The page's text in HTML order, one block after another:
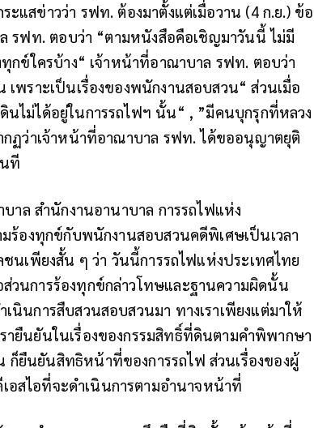
แสข่าวว่า รฟท. ต้องมาตั้งแต่เมื่อวาน (4 ก.ย.) ข้อ
รฟท. ตอบว่า “ตามหนังสือคือเชิญมาวันนี้ ไม่มี
กข์ใครบ้าง“ เจ้าหน้าที่อาณาบาล รฟท. ตอบว่า
เพราะเป็นเรื่องของพนักงานสอบสวน“ ส่วนเมื่อ
นไม่ได้อยู่ในการรถไฟฯ นั้น“ , ”มีคนบุกรุกที่หลวง
กฏว่าเจ้าหน้าที่อาณาบาล รฟท. ได้ขออนุญาตยุติ
ที
าล สำนักงานอานาบาล การรถไฟแห่ง
มร้องทุกข์กับพนักงานสอบสวนคดีพิเศษเป็นเวลา
นเพียงสั้น ๆ ว่า วันนี้การรถไฟแห่งประเทศไทย
วนการร้องทุกข์กล่าวโทษและฐานความผิดนั้น
เนินการสืบสวนสอบสวนมา ทางเราเพียงแต่มาให้
ายืนยันในเรื่องของกรรมสิทธิ์ที่ดินตามคำพิพากษา
ยืนยันสิทธิหน้าที่ของการรถไฟ ส่วนเรื่องของผู้
สไอที่จะดำเนินการตามอำนาจหน้าที่